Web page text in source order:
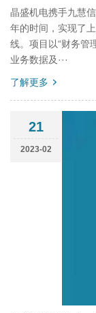
晶盛机电携手九慧
年的时间，实现了
线。项目以“财务管
业务数据及···
了解更多
21
2023-02